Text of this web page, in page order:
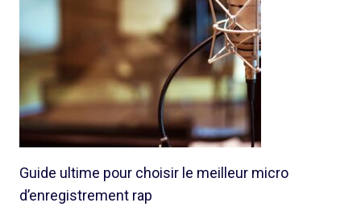
Guide ultime pour choisir le meilleur micro
d’enregistrement rap